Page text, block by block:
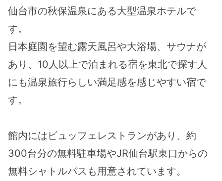
仙台市の秋保温泉にある大型温泉ホテルで
す。
日本庭園を望む露天風呂や大浴場、サウナが
あり、10人以上で泊まれる宿を東北で探す人
にも温泉旅行らしい満足感を感じやすい宿で
す。
館内にはビュッフェレストランがあり、約
300台分の無料駐車場やJR仙台駅東口からの
無料シャトルバスも用意されています。